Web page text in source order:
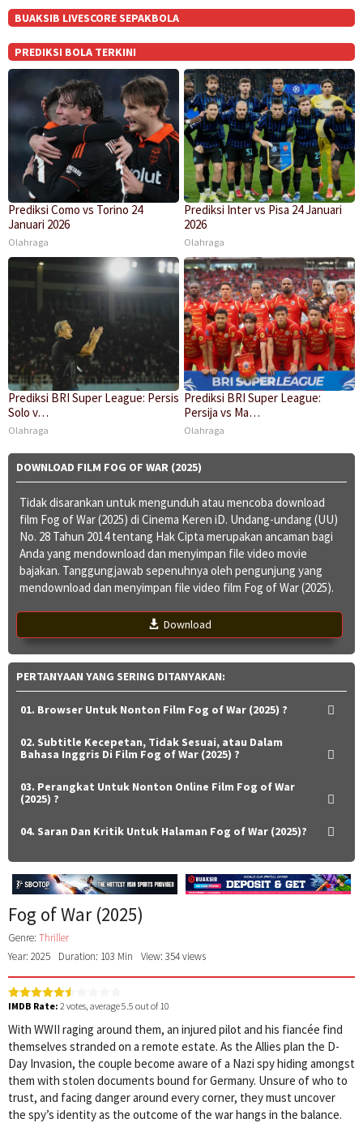
BUAKSIB LIVESCORE SEPAKBOLA
PREDIKSI BOLA TERKINI
Prediksi Como vs Torino 24
Januari 2026
Olahraga
Prediksi Inter vs Pisa 24 Januari
2026
Olahraga
Prediksi BRI Super League: Persis
Solo v…
Olahraga
Prediksi BRI Super League:
Persija vs Ma…
Olahraga
DOWNLOAD FILM FOG OF WAR (2025)
Tidak disarankan untuk mengunduh atau mencoba download
film Fog of War (2025) di Cinema Keren iD. Undang-undang (UU)
No. 28 Tahun 2014 tentang Hak Cipta merupakan ancaman bagi
Anda yang mendownload dan menyimpan file video movie
bajakan. Tanggungjawab sepenuhnya oleh pengunjung yang
mendownload dan menyimpan file video film Fog of War (2025).
Download
PERTANYAAN YANG SERING DITANYAKAN:
01. Browser Untuk Nonton Film Fog of War (2025) ?
02. Subtitle Kecepetan, Tidak Sesuai, atau Dalam
Bahasa Inggris Di Film Fog of War (2025) ?
03. Perangkat Untuk Nonton Online Film Fog of War
(2025) ?
04. Saran Dan Kritik Untuk Halaman Fog of War (2025)?
Fog of War (2025)
Genre: Thriller
Year: 2025
Duration: 103 Min View: 354 views
IMDB Rate: 2 votes, average5.5 out of 10
With WWII raging around them, an injured pilot and his fiancée find
themselves stranded on a remote estate. As the Allies plan the D-
Day Invasion, the couple become aware of a Nazi spy hiding amongst
them with stolen documents bound for Germany. Unsure of who to
trust, and facing danger around every corner, they must uncover
the spy’s identity as the outcome of the war hangs in the balance.